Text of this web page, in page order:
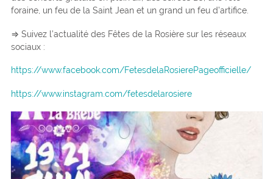
foraine, un feu de la Saint Jean et un grand un feu d’artifice.
⇒ Suivez l’actualité des Fêtes de la Rosière sur les réseaux
sociaux :
https://www.facebook.com/FetesdelaRosierePageofficielle/
https://www.instagram.com/fetesdelarosiere